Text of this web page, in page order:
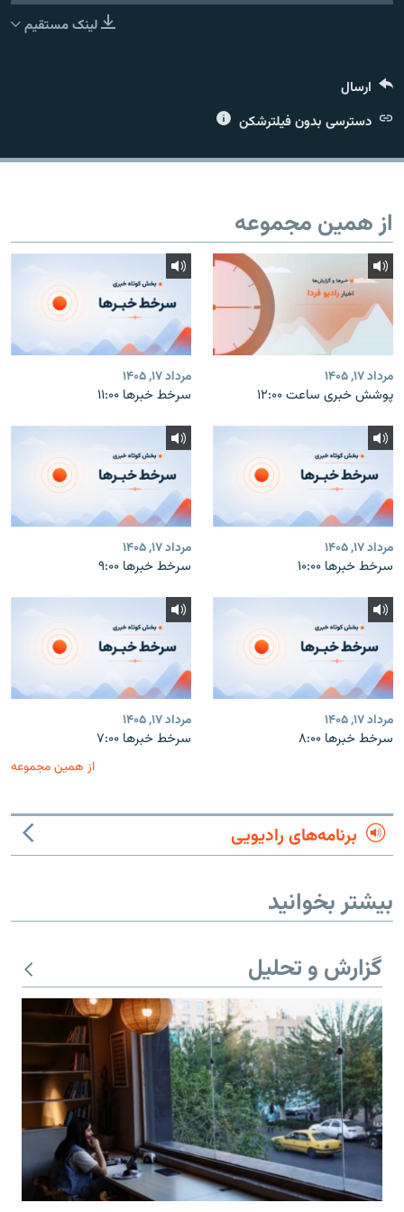
لینک مستقیم
ارسال
دسترسی بدون فیلترشکن
از همین مجموعه
مرداد ۱۷, ۱۴۰۵
پوشش خبری ساعت ۱۲:۰۰
مرداد ۱۷, ۱۴۰۵
سرخط خبرها ۱۱:۰۰
مرداد ۱۷, ۱۴۰۵
سرخط خبرها ۱۰:۰۰
مرداد ۱۷, ۱۴۰۵
سرخط خبرها ۹:۰۰
مرداد ۱۷, ۱۴۰۵
سرخط خبرها ۸:۰۰
مرداد ۱۷, ۱۴۰۵
سرخط خبرها ۷:۰۰
از همین مجموعه
برنامه‌های رادیویی
بیشتر بخوانید
گزارش و تحلیل